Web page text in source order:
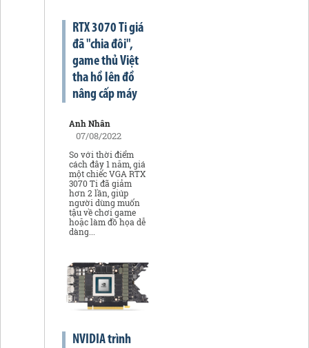
RTX 3070 Ti giá
đã "chia đôi",
game thủ Việt
tha hồ lên đồ
nâng cấp máy
Anh Nhân
07/08/2022
So với thời điểm
cách đây 1 năm, giá
một chiếc VGA RTX
3070 Ti đã giảm
hơn 2 lần, giúp
người dùng muốn
tậu về chơi game
hoặc làm đồ họa dễ
dàng...
NVIDIA trình